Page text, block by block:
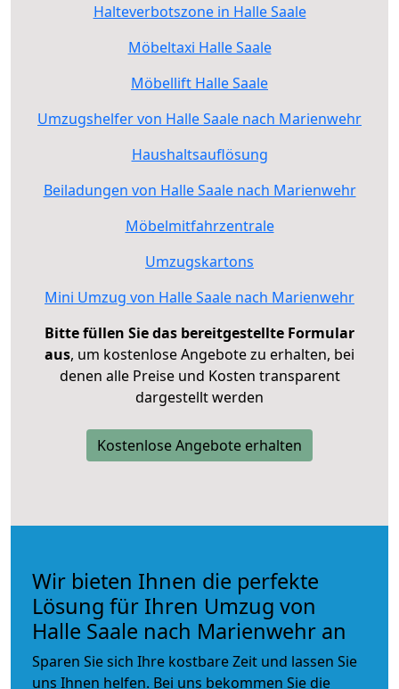
Halteverbotszone in Halle Saale
Möbeltaxi Halle Saale
Möbellift Halle Saale
Umzugshelfer von Halle Saale nach Marienwehr
Haushaltsauflösung
Beiladungen von Halle Saale nach Marienwehr
Möbelmitfahrzentrale
Umzugskartons
Mini Umzug von Halle Saale nach Marienwehr
Bitte füllen Sie das bereitgestellte Formular
aus, um kostenlose Angebote zu erhalten, bei
denen alle Preise und Kosten transparent
dargestellt werden
Kostenlose Angebote erhalten
Wir bieten Ihnen die perfekte
Lösung für Ihren Umzug von
Halle Saale nach Marienwehr an
Sparen Sie sich Ihre kostbare Zeit und lassen Sie
uns Ihnen helfen. Bei uns bekommen Sie die